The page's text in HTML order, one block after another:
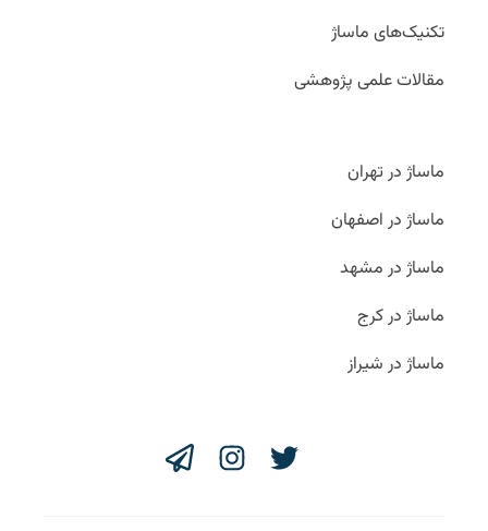
تکنیک‌های ماساژ
مقالات علمی پژوهشی
ماساژ در تهران
ماساژ در اصفهان
ماساژ در مشهد
ماساژ در کرج
ماساژ در شیراز